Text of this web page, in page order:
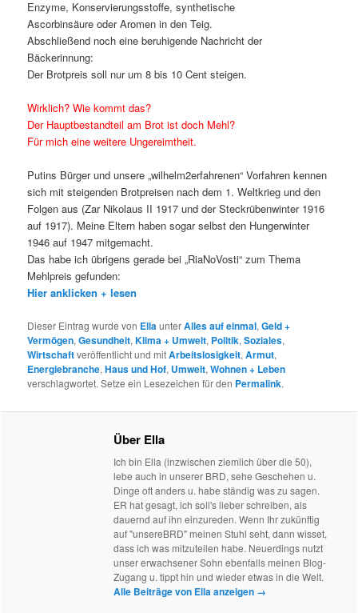
Enzyme, Konservierungsstoffe, synthetische
Ascorbinsäure oder Aromen in den Teig.
Abschließend noch eine beruhigende Nachricht der
Bäckerinnung:
Der Brotpreis soll nur um 8 bis 10 Cent steigen.
Wirklich? Wie kommt das?
Der Hauptbestandteil am Brot ist doch Mehl?
Für mich eine weitere Ungereimtheit.
Putins Bürger und unsere „wilhelm2erfahrenen“ Vorfahren kennen
sich mit steigenden Brotpreisen nach dem 1. Weltkrieg und den
Folgen aus (Zar Nikolaus II 1917 und der Steckrübenwinter 1916
auf 1917). Meine Eltern haben sogar selbst den Hungerwinter
1946 auf 1947 mitgemacht.
Das habe ich übrigens gerade bei „RiaNoVosti“ zum Thema
Mehlpreis gefunden:
Hier anklicken + lesen
Dieser Eintrag wurde von Ella unterAlles auf einmal,Geld +
Vermögen,Gesundheit,Klima + Umwelt, Politik,Soziales,
Wirtschaftveröffentlicht und mitArbeitslosigkeit,Armut,
Energiebranche,Haus und Hof, Umwelt,Wohnen + Leben
verschlagwortet. Setze ein Lesezeichen für den Permalink.
Über Ella
Ich bin Ella (inzwischen ziemlich über die 50),
lebe auch in unserer BRD, sehe Geschehen u.
Dinge oft anders u. habe ständig was zu sagen.
ER hat gesagt, ich soll's lieber schreiben, als
dauernd auf ihn einzureden. Wenn Ihr zukünftig
auf "unsereBRD" meinen Stuhl seht, dann wisset,
dass ich was mitzuteilen habe. Neuerdings nutzt
unser erwachsener Sohn ebenfalls meinen Blog-
Zugang u. tippt hin und wieder etwas in die Welt.
Alle Beiträge von Ella anzeigen →